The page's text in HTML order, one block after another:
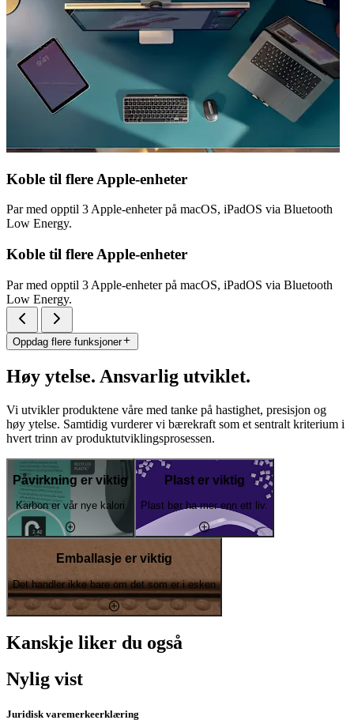
Koble til flere Apple-enheter
Par med opptil 3 Apple-enheter på macOS, iPadOS via Bluetooth
Low Energy.
Koble til flere Apple-enheter
Par med opptil 3 Apple-enheter på macOS, iPadOS via Bluetooth
Low Energy.
Oppdag flere funksjoner
Høy ytelse. Ansvarlig utviklet.
Vi utvikler produktene våre med tanke på hastighet, presisjon og
høy ytelse. Samtidig vurderer vi bærekraft som et sentralt kriterium i
hvert trinn av produktutviklingsprosessen.
Påvirkning er viktig
Karbon er vår nye kalori
Plast er viktig
Plast bør ha mer enn ett liv.
Emballasje er viktig
Det handler ikke bare om det som er i esken
Kanskje liker du også
Nylig vist
Juridisk varemerkeerklæring